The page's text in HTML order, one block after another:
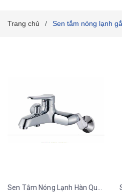
Trang chủ / Sen tắm nóng lạnh